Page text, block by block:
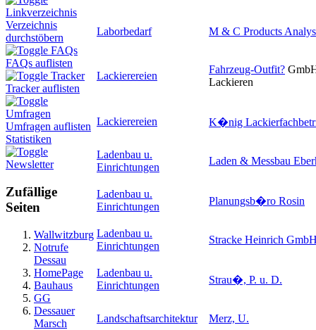
Linkverzeichnis
Verzeichnis
durchstöbern
FAQs
FAQs auflisten
Tracker
Tracker auflisten
Umfragen
Umfragen auflisten
Statistiken
Newsletter
Zufällige
Seiten
Wallwitzburg
Notrufe
Dessau
HomePage
Bauhaus
GG
Dessauer
Marsch
Laborbedarf M & C Products
Lackierereien
Fahrzeug-Outfit?
Lackieren
Lackierereien K�nig
Ladenbau u.
Einrichtungen
Laden & Messbau
Ladenbau u.
Einrichtungen
Planungsb�ro Rosin
Ladenbau u.
Einrichtungen
Stracke Heinrich
Ladenbau u.
Einrichtungen
Strau�, P. u. D.
Landschaftsarchitektur Merz, U.